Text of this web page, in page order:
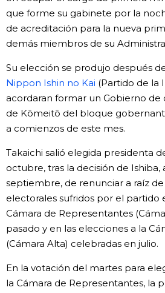
Más
Noticias
Datos de Japón
Fragmentos de Japón
Gente
Blog
Tokio
Avisos
official SNS
que forme su gabinete por la
de acreditación para la nueva
demás miembros de su
Su elección se produjo después
Nippon Ishin no Kai (Partido de la
acordaran formar un Gobierno de
de Kōmeitō del bloque
a comienzos de este mes.
Takaichi salió elegida presidenta
octubre, tras la decisión de Ishiba,
septiembre, de renunciar a raíz de
electorales sufridos por el partido
Cámara de Representantes
pasado y en las elecciones a la
(Cámara Alta) celebradas en julio.
En la votación del martes para
la Cámara de Representantes, la